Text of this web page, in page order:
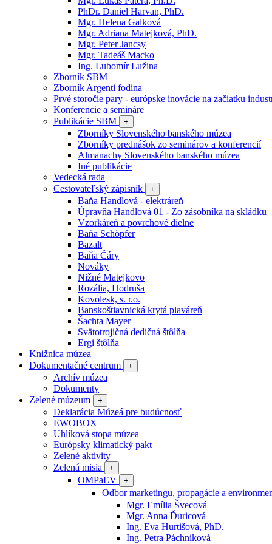
PhDr. Daniel Harvan, PhD.
Mgr. Helena Galková
Mgr. Adriana Matejková, PhD.
Mgr. Peter Jancsy
Mgr. Tadeáš Macko
Ing. Lubomír Lužina
Zborník SBM
Zborník Argenti fodina
Prvé storočie pary - európske inovácie na začiatku
Konferencie a semináre
Publikácie SBM
+
Zborníky Slovenského banského múzea
Zborníky prednášok zo seminárov a konferencií
Almanachy Slovenského banského múzea
Iné publikácie
Vedecká rada
Cestovateľský zápisník
+
Baňa Handlová - elektráreň
Úpravňa Handlová 01 - Zo zásobníka na skládku
Vzorkáreň a povrchové dielne
Baňa Schöpfer
Bazalt
Baňa Čáry
Nováky
Nižné Matejkovo
Rozália, Hodruša
Kovolesk, s. r.o.
Banskoštiavnická krytá plaváreň
Šachta Mayer
Svätotrojičná dedičná štôlňa
Ergi štôlňa
Knižnica múzea
Dokumentačné centrum
+
Archív múzea
Dokumenty
Zelené múzeum
+
Deklarácia Múzeá pre budúcnosť
EWOBOX
Uhlíková stopa múzea
Európsky klimatický pakt
Zelené aktivity
Zelená misia
+
OMPaEV +
Odbor marketingu, propagácie a
Mgr. Emília Švecová
Mgr. Anna Ďuricová
Ing. Eva Hurtišová, PhD.
Ing. Petra Páchniková